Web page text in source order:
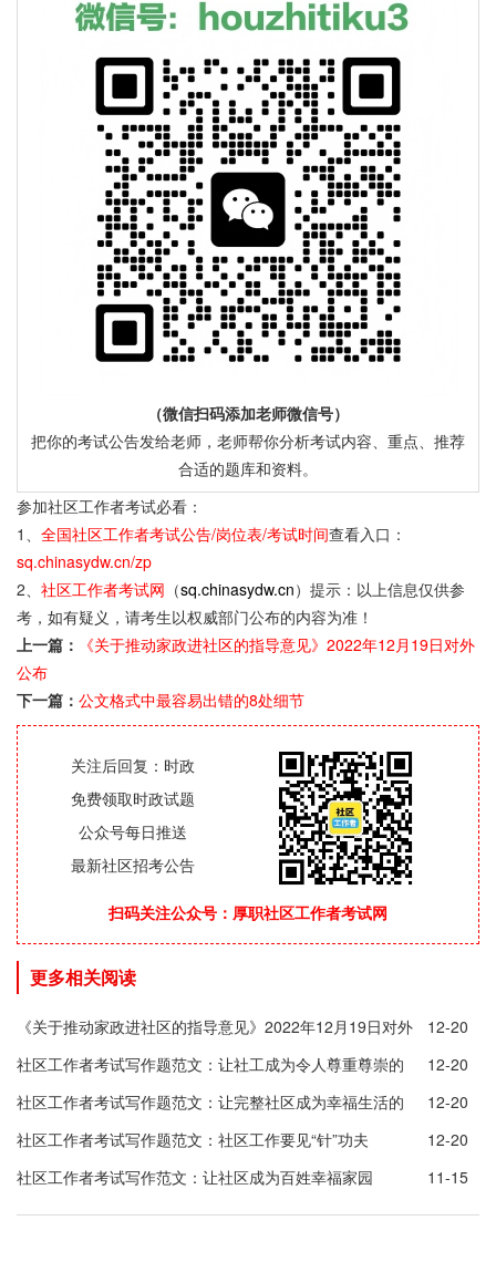
（微信扫码添加老师微信号）
把你的考试公告发给老师，老师帮你分析考试内容、重点、推荐
合适的题库和资料。
参加社区工作者考试必看：
1、 全国社区工作者考试公告/岗位表/考试时间查看入口：
sq.chinasydw.cn/zp
2、 社区工作者考试网 （sq.chinasydw.cn）提示：以上信息仅供参
考，如有疑义，请考生以权威部门公布的内容为准！
上一篇：
《关于推动家政进社区的指导意见》2022年12月19日对外
公布
下一篇： 公文格式中最容易出错的8处细节
关注后回复：时政
免费领取时政试题
公众号每日推送
最新社区招考公告
扫码关注公众号：厚职社区工作者考试网
更多相关阅读
《关于推动家政进社区的指导意见》2022年12月19日对外
公布
12-20
社区工作者考试写作题范文：让社工成为令人尊重尊崇的
职业
12-20
社区工作者考试写作题范文：让完整社区成为幸福生活的
港湾
12-20
社区工作者考试写作题范文：社区工作要见“针”功夫
12-20
社区工作者考试写作范文：让社区成为百姓幸福家园
11-15